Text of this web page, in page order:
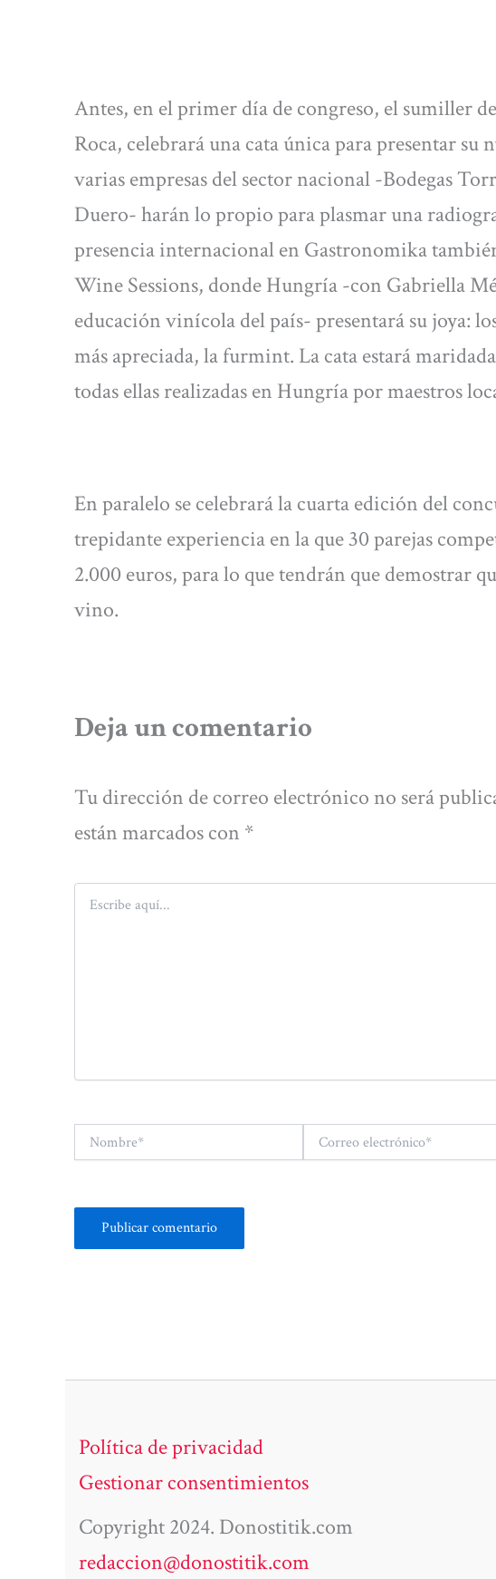
Antes, en el primer día de congreso, el sumiller
Roca, celebrará una cata única para presentar su
varias empresas del sector nacional -Bodegas
Duero- harán lo propio para plasmar una
presencia internacional en Gastronomika
Wine Sessions, donde Hungría -con Gabriella
educación vinícola del país- presentará su joya:
más apreciada, la furmint. La cata estará
todas ellas realizadas en Hungría por maestros
En paralelo se celebrará la cuarta edición del
trepidante experiencia en la que 30 parejas
2.000 euros, para lo que tendrán que demostrar
vino.
Deja un comentario
Tu dirección de correo electrónico no será
están marcados con *
Escribe
aquí...
electrónico*
Política de privacidad
Gestionar consentimientos
Copyright 2024. Donostitik.com
redaccion@donostitik.com